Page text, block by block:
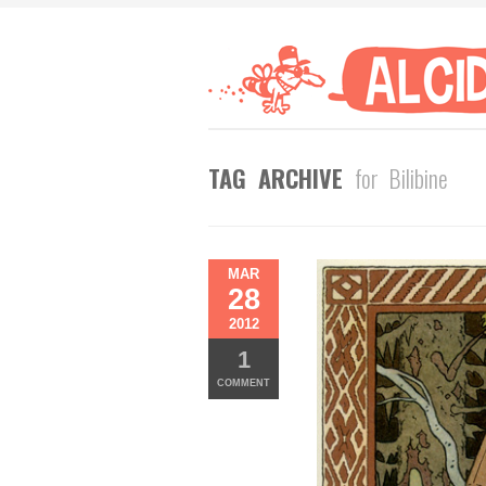
TAG ARCHIVE for Bilibine
MAR
28
2012
1
COMMENT